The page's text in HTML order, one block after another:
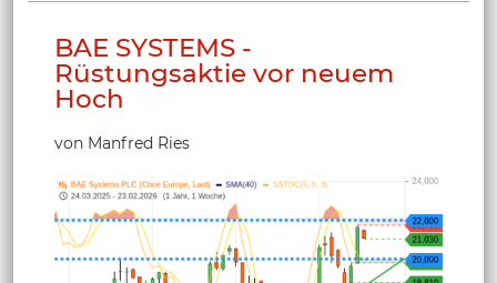
BAE SYSTEMS -
Rüstungsaktie vor neuem
Hoch
von Manfred Ries